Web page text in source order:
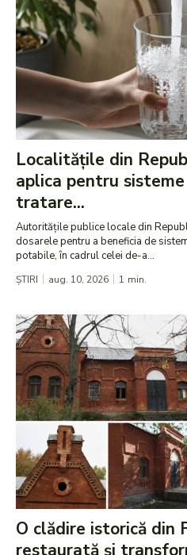
Localitățile din
aplica pentru
tratare...
Autoritățile publice locale din
dosarele pentru a beneficia de
potabile, în cadrul celei de-a...
ȘTIRI aug. 10, 2026 1 min.
O clădire istorică din
restaurată și